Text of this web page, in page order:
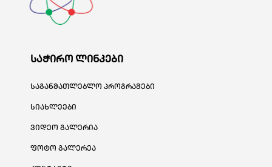
საჭირო ლინკები
საგანმათლებლო პროგრამები
სიახლეები
ვიდეო გალერია
ფოტო გალერეა